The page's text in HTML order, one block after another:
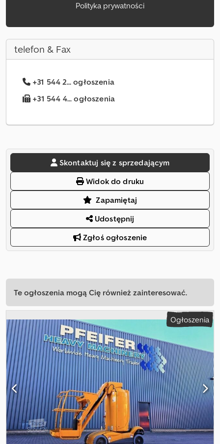
Polityka prywatności
telefon & Fax
+31 544 2... ogłoszenia
+31 544 4... ogłoszenia
Skontaktuj się z sprzedającym
Widok do druku
Zapamiętaj
Udostępnij
Zgłoś ogłoszenie
Te ogłoszenia mogą Cię również zainteresować.
Ogłoszenia